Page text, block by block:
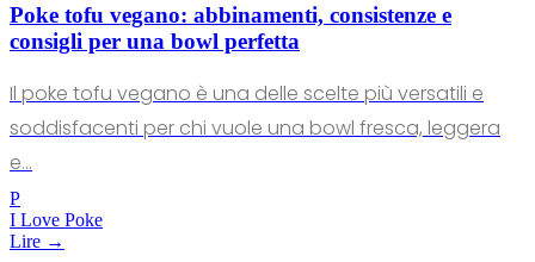
Poke tofu vegano: abbinamenti, consistenze e
consigli per una bowl perfetta
Il poke tofu vegano è una delle scelte più versatili e
soddisfacenti per chi vuole una bowl fresca, leggera
e…
P
I Love Poke
Lire →